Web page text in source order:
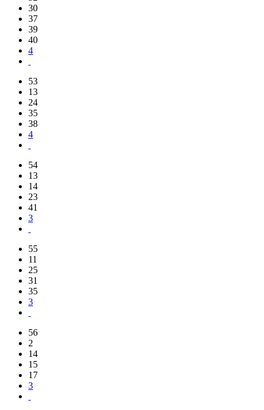
30
37
39
40
4
53
13
24
35
38
4
54
13
14
23
41
3
55
11
25
31
35
3
56
2
14
15
17
3